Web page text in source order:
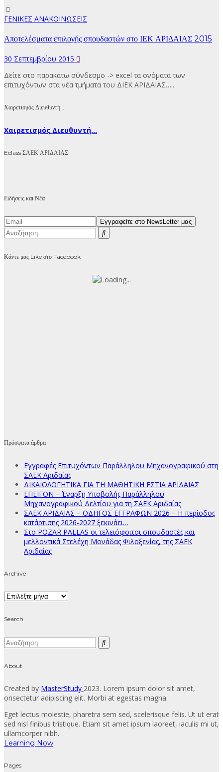
ΓΕΝΙΚΕΣ ΑΝΑΚΟΙΝΩΣΕΙΣ
Αποτελέσματα επιλογής σπουδαστών στο ΙΕΚ ΑΡΙΔΑΙΑΣ 2015
30 Σεπτεμβρίου 2015
Δείτε στο παρακάτω σύνδεσμο -> excel τα ονόματα των
επιτυχόντων στα νέα τμήματα του ΔΙΕΚ ΑΡΙΔΑΙΑΣ…..
Χαιρετισμός Διευθυντή…
Χαιρετισμός Διευθυντή...
Eclass ΣΑΕΚ ΑΡΙΔΑΙΑΣ
Ειδήσεις και Νέα
Κάντε μας Like στο Facebook
Πρόσφατα άρθρα
Εγγραφές Επιτυχόντων Παράλληλου Μηχανογραφικού στη
ΣΑΕΚ Αριδαίας
ΔΙΚΑΙΟΛΟΓΗΤΙΚΑ ΓΙΑ ΤΗ ΜΑΘΗΤΙΚΗ ΕΣΤΙΑ ΑΡΙΔΑΙΑΣ
ΕΠΕΙΓΟΝ – Έναρξη Υποβολής Παράλληλου
Μηχανογραφικού Δελτίου για τη ΣΑΕΚ Αριδαίας
ΣΑΕΚ ΑΡΙΔΑΙΑΣ – ΟΔΗΓΟΣ ΕΓΓΡΑΦΩΝ 2026 – Η περίοδος
κατάρτισης 2026-2027 ξεκινάει…
Στο POZAR PALLAS οι τελειόφοιτοι σπουδαστές και
μελλοντικά Στελέχη Μονάδας Φιλοξενίας, της ΣΑΕΚ
Αριδαίας
Archive
Archive
Search
About
Created by MasterStudy 2023. Lorem ipsum dolor sit amet,
onsectetur adipiscing elit. Morbi at egestas magna.
Eget lectus molestie, pharetra sem sed, scelerisque felis. Ut ut erat
sed nisl finibus tristique. Etiam sit amet ipsum laoreet, iaculis mi ut,
ullamcorper nibh.
Learning Now
Pages